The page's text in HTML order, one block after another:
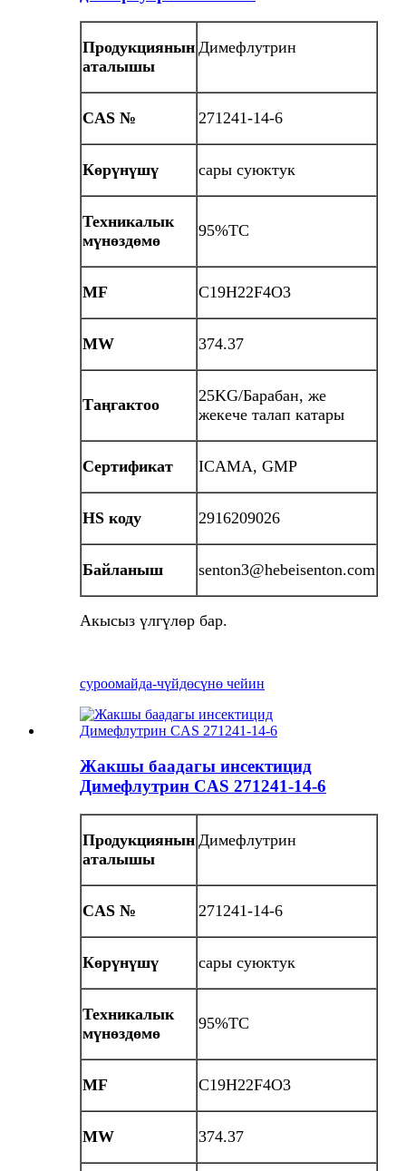
Продукциянын
аталышы
Димефлутрин
CAS № 271241-14-6
Көрүнүшү сары суюктук
Техникалык
мүнөздөмө
95%TC
MF C19H22F4O3
MW 374.37
Таңгактоо
25KG/Барабан, же
жекече талап катары
Сертификат ICAMA, GMP
HS коду 2916209026
Байланыш senton3@hebeisenton.com
Акысыз үлгүлөр бар.
суроомайда-чүйдөсүнө чейин
Жакшы баадагы инсектицид
Димефлутрин CAS 271241-14-6
Продукциянын
аталышы
Димефлутрин
CAS № 271241-14-6
Көрүнүшү сары суюктук
Техникалык
мүнөздөмө
95%TC
MF C19H22F4O3
MW 374.37